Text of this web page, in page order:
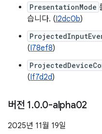
PresentationMode
습니다. (I2dc0b)
(I78ef8)
(If7d2d)
버전 1.0.0-alpha02
2025년 11월 19일